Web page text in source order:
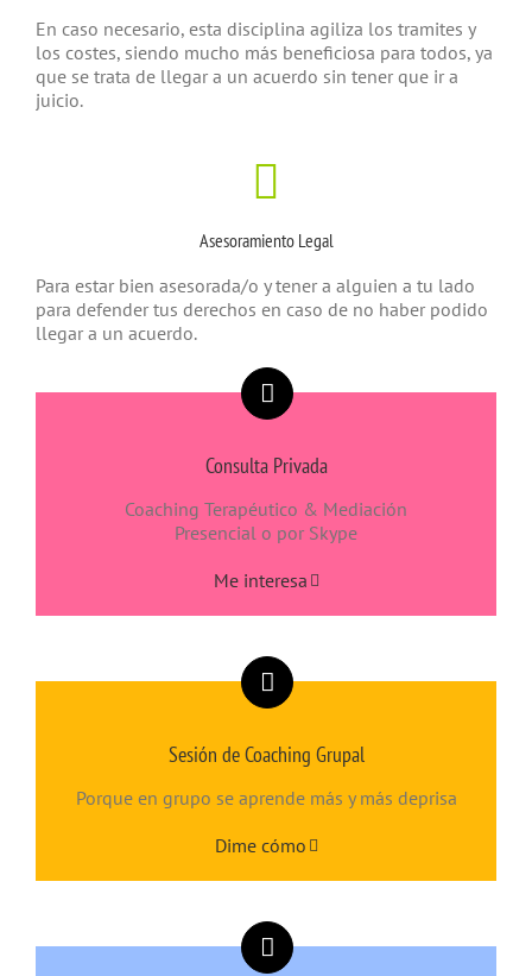
En caso necesario, esta disciplina agiliza los tramites y
los costes, siendo mucho más beneficiosa para todos, ya
que se trata de llegar a un acuerdo sin tener que ir a
juicio.
Asesoramiento Legal
Para estar bien asesorada/o y tener a alguien a tu lado
para defender tus derechos en caso de no haber podido
llegar a un acuerdo.
Consulta Privada
Coaching Terapéutico & Mediación
Presencial o por Skype
Me interesa
Sesión de Coaching Grupal
Porque en grupo se aprende más y más deprisa
Dime cómo